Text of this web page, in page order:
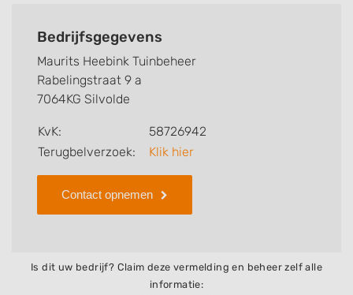
kunt u snel zien welke zaken Maurits Heebink
beoordeling of review achterlaten als u al ervaring
heeft met dit bedrijf.
Zoekt u een ander bedrijf? Bekijk dan andere
hoveniers en bedrijven inSilvolde
Bedrijfsgegevens
Maurits Heebink Tuinbeheer
Rabelingstraat 9 a
7064KG Silvolde
KvK:
58726942
Terugbelverzoek:
Klik hier
Contact opnemen
Is dit uw bedrijf? Claim deze vermelding en beheer zelf alle
informatie: